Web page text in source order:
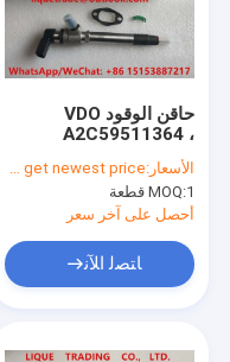
حاقن الوقود VDO
A2C59511364 ،
4H2Q-9K546-AF ،
LAND ROVER
LR006495
الأسعار:Please contact us to get newest price.
MOQ:1 قطعة
أحصل على آخر سعر
ﺎﺘﺼﻟ ﺍﻶﻧ